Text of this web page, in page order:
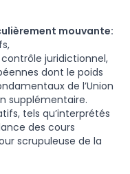
mouvante:
juridictionnel,
dont le poids
de l’Union
supplémentaire.
tels qu’interprétés
des cours
scrupuleuse de la